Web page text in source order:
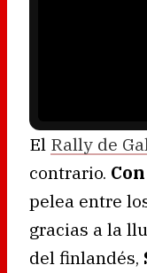
El Rally de
contrario.
pelea entre
gracias a la
del finlandés,